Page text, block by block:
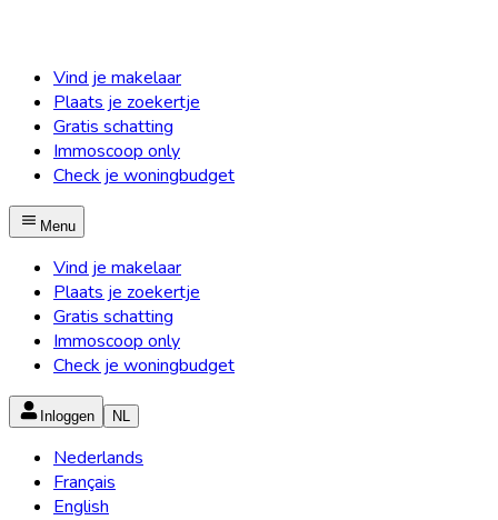
Vind je makelaar
Plaats je zoekertje
Gratis schatting
Immoscoop only
Check je woningbudget
Menu
Vind je makelaar
Plaats je zoekertje
Gratis schatting
Immoscoop only
Check je woningbudget
Inloggen NL
Nederlands
Français
English